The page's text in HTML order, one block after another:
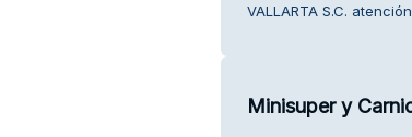
VALLARTA S.C.
Minisuper y